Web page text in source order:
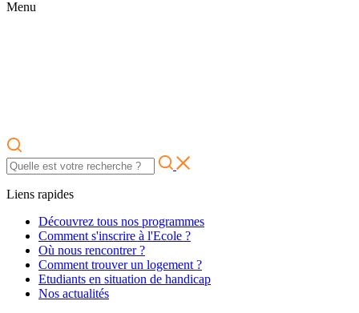
Menu
Liens rapides
Découvrez tous nos programmes
Comment s'inscrire à l'Ecole ?
Où nous rencontrer ?
Comment trouver un logement ?
Etudiants en situation de handicap
Nos actualités